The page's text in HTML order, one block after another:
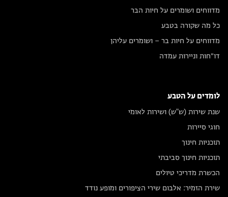
מדווחים ושומרים על חיות הבר
כל מה שקורה בטבע
מדווחים על חיות בר – ושומרים עליהן
דו״חות וניירות עמדה
לומדים על הטבע
שנת שירות (ש"ש) ושירות לאומי
חוגי סיירות
תוכניות חינוך
תוכניות חינוך סביבתי
הכשרת מדריכי טיולים
שירת הזמיר: אלבום שירי הציפורים ומופע נודד